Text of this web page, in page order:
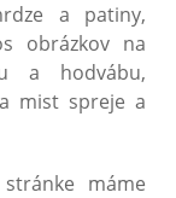
a patiny,
obrázkov na
a hodvábu,
mist spreje a
máme